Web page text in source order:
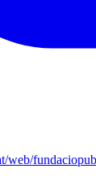
web/